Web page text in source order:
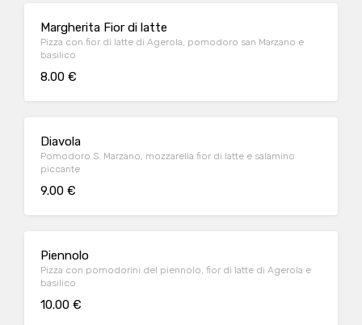
Margherita Fior di latte
Pizza con fior di latte di Agerola, pomodoro san Marzano e
basilico
8.00 €
Diavola
Pomodoro S. Marzano, mozzarella fior di latte e salamino
piccante
9.00 €
Piennolo
Pizza con pomodorini del piennolo, fior di latte di Agerola e
basilico
10.00 €